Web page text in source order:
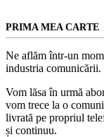
PRIMA MEA CARTE
Ne aflăm într-un
industria comunicării.
Vom lăsa în urmă
vom trece la o
livrată pe propriul
și continuu.